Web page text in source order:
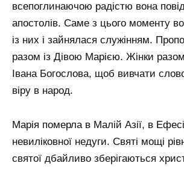
всепоглинаючою радістю вона
апостолів. Саме з цього моменту
із них і зайнялася служінням.
разом із Дівою Марією. Жінки
Івана Богослова, щоб вивчати
віру в народ.
Марія померла в Малій Азії, в
невиліковної недуги. Святі мощі
святої дбайливо зберігаються